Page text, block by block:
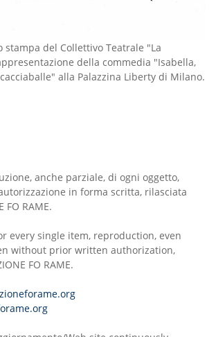
stampa del Collettivo Teatrale "La
della commedia "Isabella,
alla Palazzina Liberty di Milano.
anche parziale, di ogni oggetto,
in forma scritta, rilasciata
FO RAME.
every single item, reproduction, even
without prior written authorization,
FO RAME.